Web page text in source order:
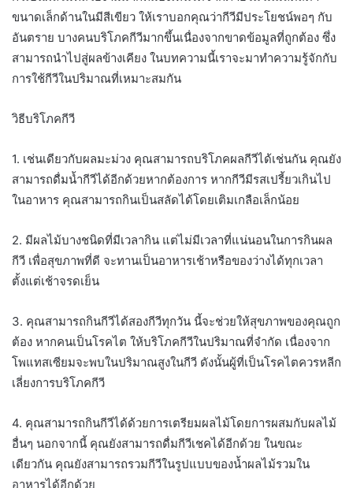
ขนาดเล็กด้านในมีสีเขียว ให้เราบอกคุณว่ากีวีมีประโยชน์พอๆ กับ
อันตราย บางคนบริโภคกีวีมากขึ้นเนื่องจากขาดข้อมูลที่ถูกต้อง ซึ่ง
สามารถนำไปสู่ผลข้างเคียง ในบทความนี้เราจะมาทำความรู้จักกับ
การใช้กีวีในปริมาณที่เหมาะสมกัน
วิธีบริโภคกีวี
1. เช่นเดียวกับผลมะม่วง คุณสามารถบริโภคผลกีวีได้เช่นกัน คุณยัง
สามารถดื่มน้ำกีวีได้อีกด้วยหากต้องการ หากกีวีมีรสเปรี้ยวเกินไป
ในอาหาร คุณสามารถกินเป็นสลัดได้โดยเติมเกลือเล็กน้อย
2. มีผลไม้บางชนิดที่มีเวลากิน แต่ไม่มีเวลาที่แน่นอนในการกินผล
กีวี เพื่อสุขภาพที่ดี จะทานเป็นอาหารเช้าหรือของว่างได้ทุกเวลา
ตั้งแต่เช้าจรดเย็น
3. คุณสามารถกินกีวีได้สองกีวีทุกวัน นี้จะช่วยให้สุขภาพของคุณถูก
ต้อง หากคนเป็นโรคไต ให้บริโภคกีวีในปริมาณที่จำกัด เนื่องจาก
โพแทสเซียมจะพบในปริมาณสูงในกีวี ดังนั้นผู้ที่เป็นโรคไตควรหลีก
เลี่ยงการบริโภคกีวี
4. คุณสามารถกินกีวีได้ด้วยการเตรียมผลไม้โดยการผสมกับผลไม้
อื่นๆ นอกจากนี้ คุณยังสามารถดื่มกีวีเชคได้อีกด้วย ในขณะ
เดียวกัน คุณยังสามารถรวมกีวีในรูปแบบของน้ำผลไม้รวมใน
อาหารได้อีกด้วย